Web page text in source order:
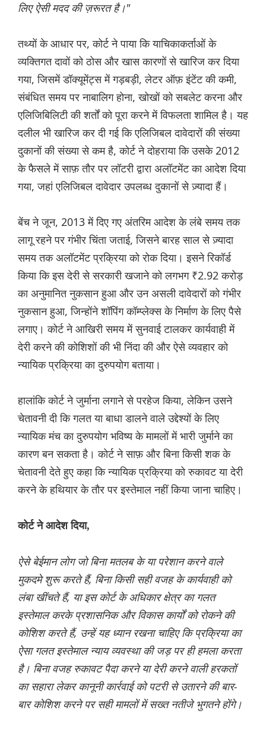
लिए ऐसी मदद की ज़रूरत है।"
तथ्यों के आधार पर, कोर्ट ने पाया कि याचिकाकर्ताओं के
व्यक्तिगत दावों को ठोस और खास कारणों से खारिज कर दिया
गया, जिसमें डॉक्यूमेंट्स में गड़बड़ी, लेटर ऑफ़ इंटेंट की कमी,
संबंधित समय पर नाबालिग होना, खोखों को सबलेट करना और
एलिजिबिलिटी की शर्तों को पूरा करने में विफलता शामिल है। यह
दलील भी खारिज कर दी गई कि एलिजिबल दावेदारों की संख्या
दुकानों की संख्या से कम है, कोर्ट ने दोहराया कि उसके 2012
के फैसले में साफ़ तौर पर लॉटरी द्वारा अलॉटमेंट का आदेश दिया
गया, जहां एलिजिबल दावेदार उपलब्ध दुकानों से ज़्यादा हैं।
बेंच ने जून, 2013 में दिए गए अंतरिम आदेश के लंबे समय तक
लागू रहने पर गंभीर चिंता जताई, जिसने बारह साल से ज़्यादा
समय तक अलॉटमेंट प्रक्रिया को रोक दिया। इसने रिकॉर्ड
किया कि इस देरी से सरकारी खजाने को लगभग ₹2.92 करोड़
का अनुमानित नुकसान हुआ और उन असली दावेदारों को गंभीर
नुकसान हुआ, जिन्होंने शॉपिंग कॉम्प्लेक्स के निर्माण के लिए पैसे
लगाए। कोर्ट ने आखिरी समय में सुनवाई टालकर कार्यवाही में
देरी करने की कोशिशों की भी निंदा की और ऐसे व्यवहार को
न्यायिक प्रक्रिया का दुरुपयोग बताया।
हालांकि कोर्ट ने जुर्माना लगाने से परहेज किया, लेकिन उसने
चेतावनी दी कि गलत या बाधा डालने वाले उद्देश्यों के लिए
न्यायिक मंच का दुरुपयोग भविष्य के मामलों में भारी जुर्माने का
कारण बन सकता है। कोर्ट ने साफ़ और बिना किसी शक के
चेतावनी देते हुए कहा कि न्यायिक प्रक्रिया को रुकावट या देरी
करने के हथियार के तौर पर इस्तेमाल नहीं किया जाना चाहिए।
कोर्ट ने आदेश दिया,
ऐसे बेईमान लोग जो बिना मतलब के या परेशान करने वाले
मुकदमे शुरू करते हैं, बिना किसी सही वजह के कार्यवाही को
लंबा खींचते हैं, या इस कोर्ट के अधिकार क्षेत्र का गलत
इस्तेमाल करके प्रशासनिक और विकास कार्यों को रोकने की
कोशिश करते हैं, उन्हें यह ध्यान रखना चाहिए कि प्रक्रिया का
ऐसा गलत इस्तेमाल न्याय व्यवस्था की जड़ पर ही हमला करता
है। बिना वजह रुकावट पैदा करने या देरी करने वाली हरकतों
का सहारा लेकर कानूनी कार्रवाई को पटरी से उतारने की बार-
बार कोशिश करने पर सही मामलों में सख्त नतीजे भुगतने होंगे।